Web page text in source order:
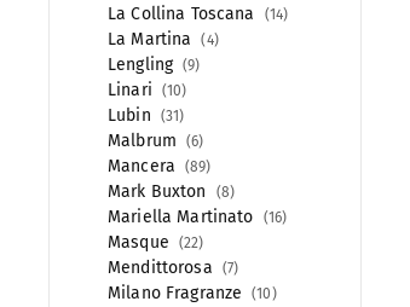
La Collina Toscana 14
La Martina 4
Lengling 9
Linari 10
Lubin 31
Malbrum 6
Mancera 89
Mark Buxton 8
Mariella Martinato 16
Masque 22
Mendittorosa 7
Milano Fragranze 10